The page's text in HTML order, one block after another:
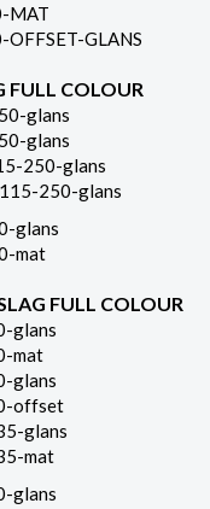
MAT
GLANS
FULL COLOUR
glans
glans
250-glans
250-glans
glans
mat
FULL COLOUR
glans
mat
glans
offset
glans
mat
glans